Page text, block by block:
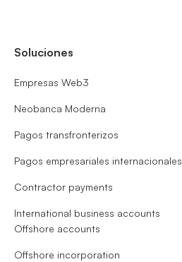
Soluciones
Empresas Web3
Neobanca Moderna
Pagos transfronterizos
Pagos empresariales internacionales
Contractor payments
International business accounts
Offshore accounts
Offshore incorporation